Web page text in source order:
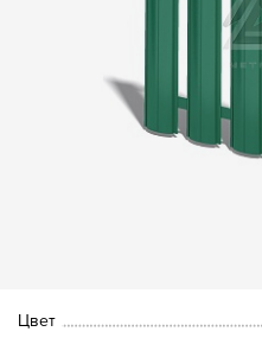
Цвет